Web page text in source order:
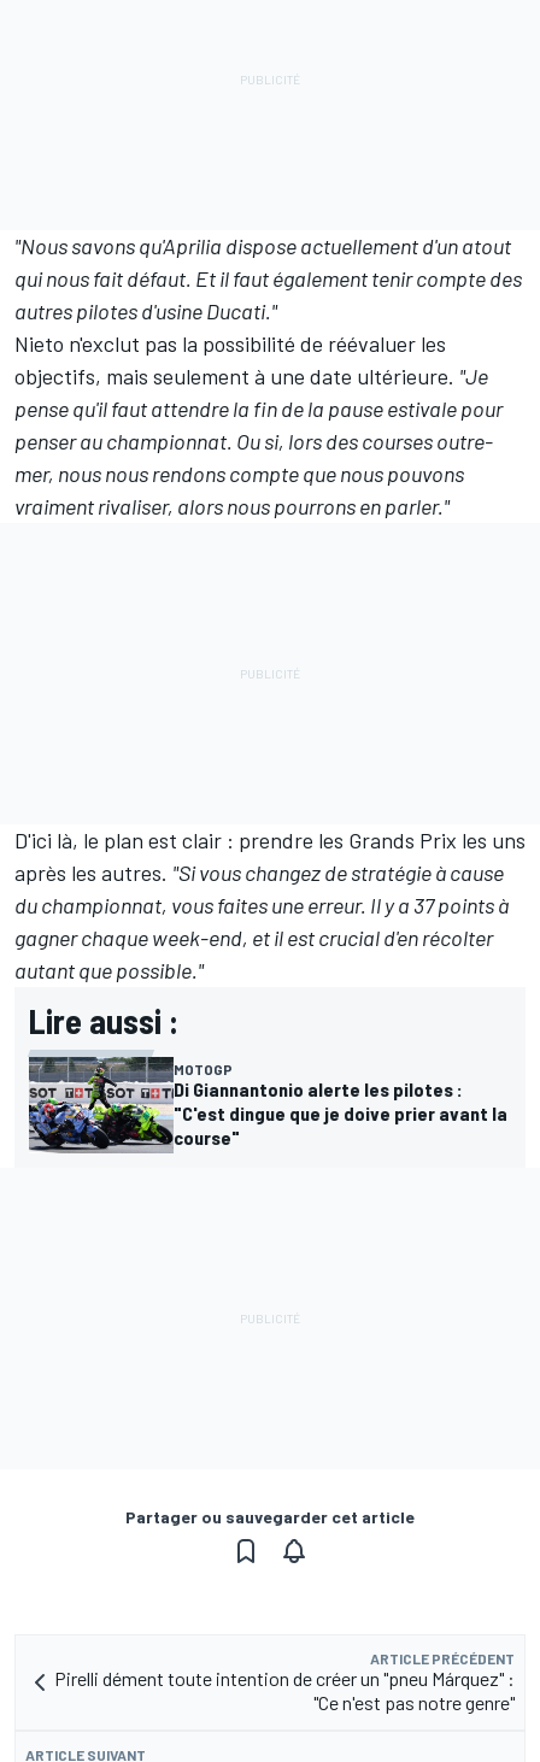
"Nous savons qu'Aprilia dispose actuellement d'un atout
qui nous fait défaut. Et il faut également tenir compte des
autres pilotes d'usine Ducati."
Nieto n'exclut pas la possibilité de réévaluer les
objectifs, mais seulement à une date ultérieure. "Je
pense qu'il faut attendre la fin de la pause estivale pour
penser au championnat. Ou si, lors des courses outre-
mer, nous nous rendons compte que nous pouvons
vraiment rivaliser, alors nous pourrons en parler."
D'ici là, le plan est clair : prendre les Grands Prix les uns
après les autres. "Si vous changez de stratégie à cause
du championnat, vous faites une erreur. Il y a 37 points à
gagner chaque week-end, et il est crucial d'en récolter
autant que possible."
Lire aussi :
MOTOGP
Di Giannantonio alerte les pilotes :
"C'est dingue que je doive prier avant la
course"
Partager ou sauvegarder cet article
ARTICLE PRÉCÉDENT
Pirelli dément toute intention de créer un "pneu Márquez" :
"Ce n'est pas notre genre"
ARTICLE SUIVANT